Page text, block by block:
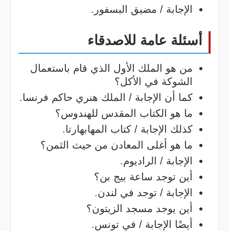
الإجابة / مضيق البسفور.
أسئلة عامة للاصدقاء
من هو الملك الأول الذي قام باستعمال
الشوكة في الأكل؟
كما أن الإجابة / الملك هنري حاكم فرنسا.
ما هو الكتاب المقدس للهندوس؟
كذلك الإجابة / كتاب المهابهارتا.
ما هو أغلى المعادن من حيث الثمن؟
الإجابة / الراديوم.
أين توجد ساعة بيج بن؟
الإجابة / توجد في لندن.
أين يوجد مسجد الزيتون؟
أيضًا الإجابة / في تونس.